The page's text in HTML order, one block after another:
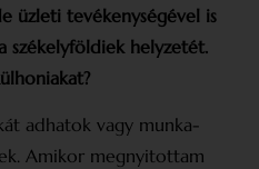
üzleti tevékenységével is
székelyföldiek helyzetét.
adhatok vagy munka­
Amikor megnyitottam